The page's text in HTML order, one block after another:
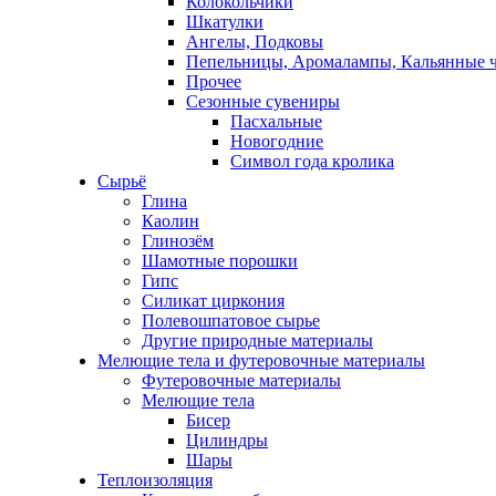
Шкатулки
Ангелы, Подковы
Пепельницы, Аромалампы, Кальянные
Прочее
Сезонные сувениры
Пасхальные
Новогодние
Символ года кролика
Сырьё
Глина
Каолин
Глинозём
Шамотные порошки
Гипс
Силикат циркония
Полевошпатовое сырье
Другие природные материалы
Мелющие тела и футеровочные материалы
Футеровочные материалы
Мелющие тела
Бисер
Цилиндры
Шары
Теплоизоляция